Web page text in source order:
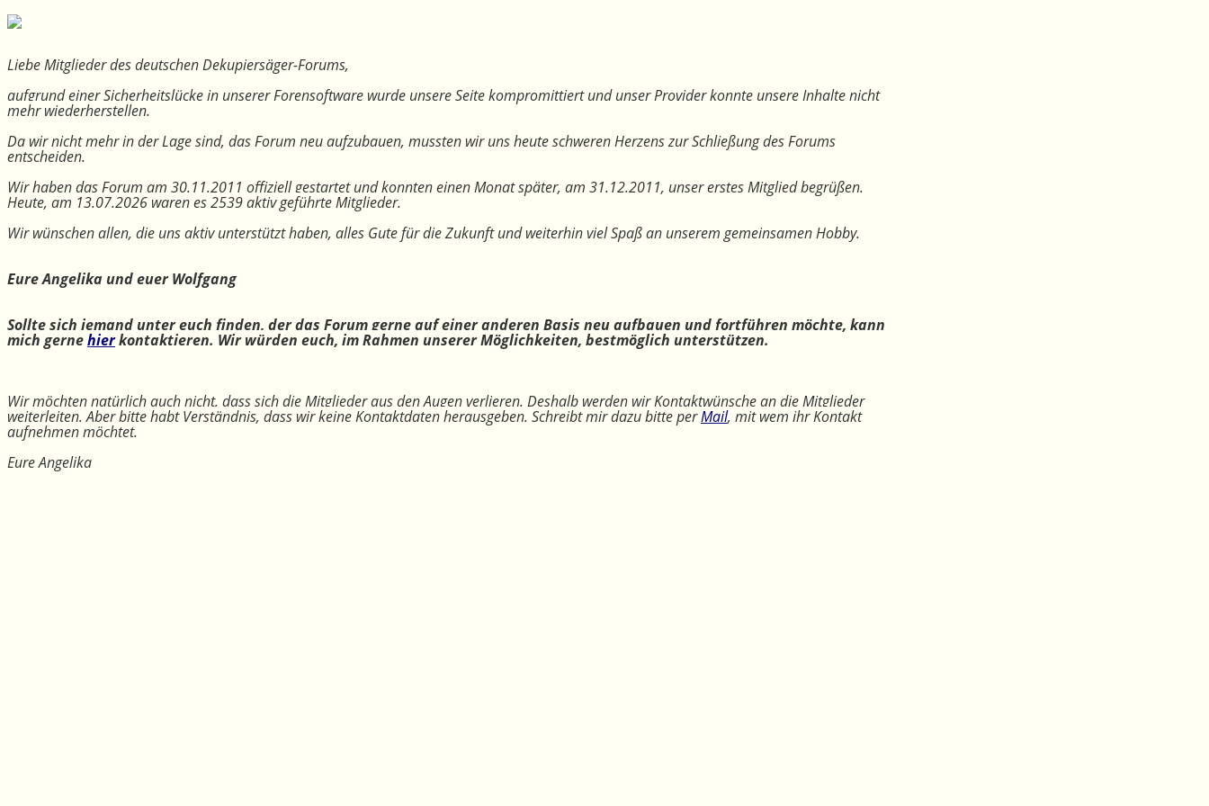
Liebe Mitglieder des deutschen Dekupiersäger-Forums,
aufgrund einer Sicherheitslücke in unserer Forensoftware wurde unsere Seite kompromittiert und unser Provider konnte unsere Inhalte nicht
mehr wiederherstellen.
Da wir nicht mehr in der Lage sind, das Forum neu aufzubauen, mussten wir uns heute schweren Herzens zur Schließung des Forums
entscheiden.
Wir haben das Forum am 30.11.2011 offiziell gestartet und konnten einen Monat später, am 31.12.2011, unser erstes Mitglied begrüßen.
Heute, am 13.07.2026 waren es 2539 aktiv geführte Mitglieder.
Wir wünschen allen, die uns aktiv unterstützt haben, alles Gute für die Zukunft und weiterhin viel Spaß an unserem gemeinsamen Hobby.
Eure Angelika und euer Wolfgang
Sollte sich jemand unter euch finden, der das Forum gerne auf einer anderen Basis neu aufbauen und fortführen möchte, kann
mich gernehierkontaktieren. Wir würden euch, im Rahmen unserer Möglichkeiten, bestmöglich unterstützen.
Wir möchten natürlich auch nicht, dass sich die Mitglieder aus den Augen verlieren. Deshalb werden wir Kontaktwünsche an die Mitglieder
weiterleiten. Aber bitte habt Verständnis, dass wir keine Kontaktdaten herausgeben. Schreibt mir dazu bitte perMail, mit wem ihr Kontakt
aufnehmen möchtet.
Eure Angelika